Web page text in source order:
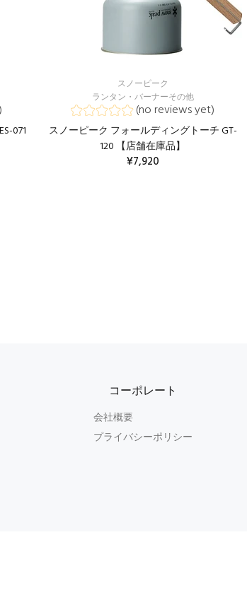
071
スノーピーク
ランタン・バーナーその他
(no reviews yet)
スノーピーク フォールディングトーチ GT-
120 【店舗在庫品】
¥7,920
コーポレート
会社概要
プライバシーポリシー